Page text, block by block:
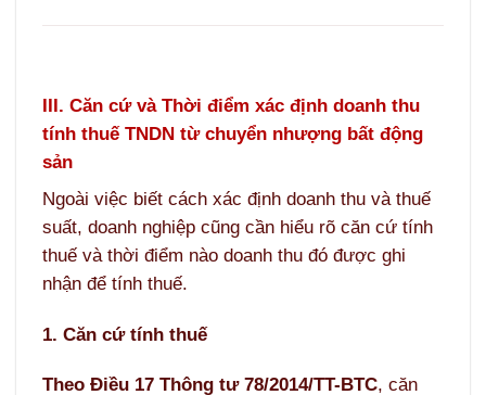
III. Căn cứ và Thời điểm xác định doanh thu
tính thuế TNDN từ chuyển nhượng bất động
sản
Ngoài việc biết cách xác định doanh thu và thuế
suất, doanh nghiệp cũng cần hiểu rõ căn cứ tính
thuế và thời điểm nào doanh thu đó được ghi
nhận để tính thuế.
1. Căn cứ tính thuế
Theo Điều 17 Thông tư 78/2014/TT-BTC, căn